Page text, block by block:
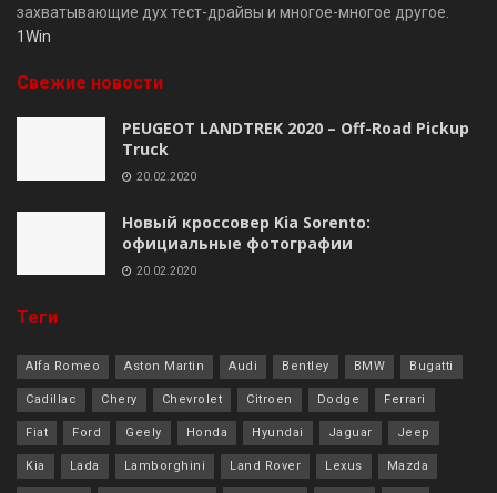
захватывающие дух тест-драйвы и многое-многое другое.
1Win
Свежие новости
PEUGEOT LANDTREK 2020 – Off-Road Pickup
Truck
20.02.2020
Новый кроссовер Kia Sorento:
официальные фотографии
20.02.2020
Теги
Alfa Romeo Aston Martin Audi Bentley BMW Bugatti
Cadillac Chery Chevrolet Citroen Dodge Ferrari
Fiat Ford Geely Honda Hyundai Jaguar Jeep
Kia Lada Lamborghini Land Rover Lexus Mazda